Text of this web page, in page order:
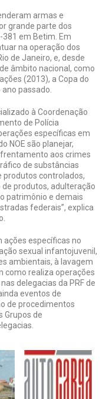
armas e
grande parte dos
em Betim. Em
na operação dos
de Janeiro, e, desde
âmbito nacional, como
(2013), a Copa do
passado.
à Coordenação
de Polícia
específicas em
NOE são planejar,
aos crimes
de substâncias
produtos controlados,
produtos, adulteração
patrimônio e demais
federais”, explica
ações específicas no
sexual infantojuvenil,
ambientais, à lavagem
como realiza operações
delegacias da PRF de
eventos de
de procedimentos
Grupos de